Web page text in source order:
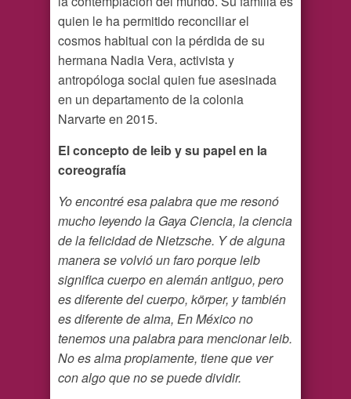
quien le ha permitido reconciliar el
cosmos habitual con la pérdida de su
hermana Nadia Vera, activista y
antropóloga social quien fue asesinada
en un departamento de la colonia
Narvarte en 2015.
El concepto de leib y su papel en la
coreografía
Yo encontré esa palabra que me resonó
mucho leyendo la Gaya Ciencia, la ciencia
de la felicidad de Nietzsche. Y de alguna
manera se volvió un faro porque leib
significa cuerpo en alemán antiguo, pero
es diferente del cuerpo, körper, y también
es diferente de alma, En México no
tenemos una palabra para mencionar leib.
No es alma propiamente, tiene que ver
con algo que no se puede dividir.